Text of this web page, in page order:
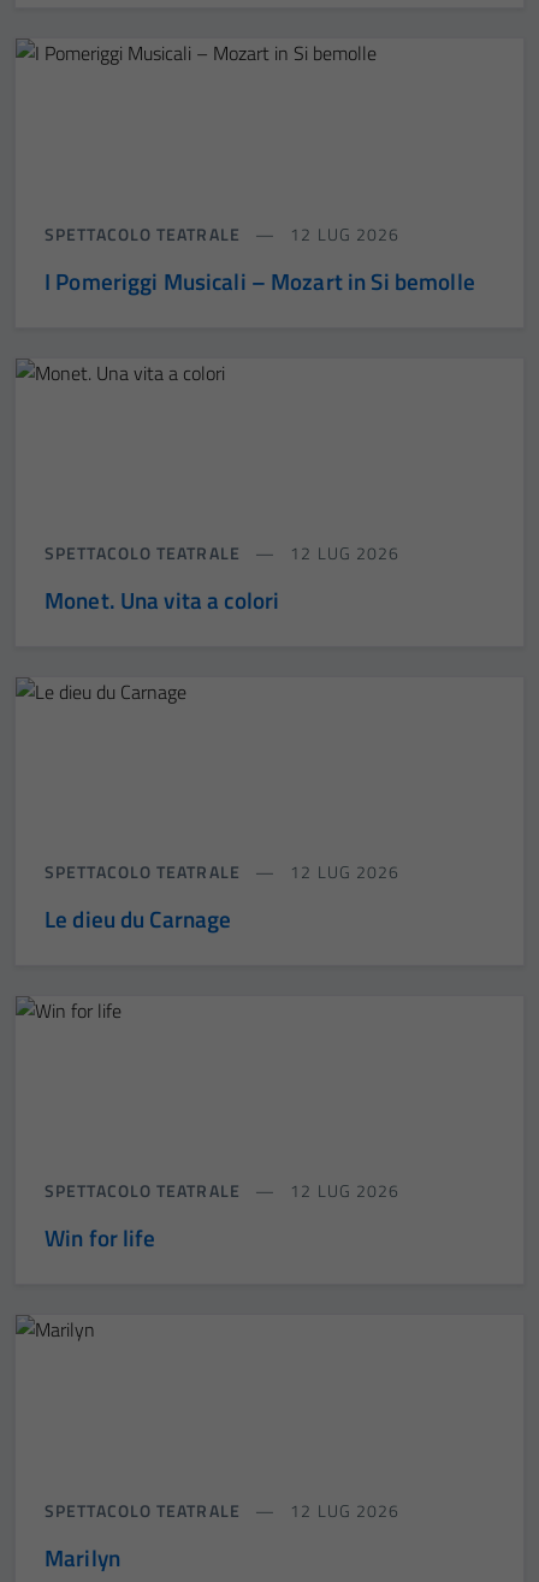
SPETTACOLO TEATRALE 12 LUG 2026
I Pomeriggi Musicali – Mozart in Si bemolle
SPETTACOLO TEATRALE 12 LUG 2026
Monet. Una vita a colori
SPETTACOLO TEATRALE 12 LUG 2026
Le dieu du Carnage
SPETTACOLO TEATRALE 12 LUG 2026
Win for life
SPETTACOLO TEATRALE 12 LUG 2026
Marilyn